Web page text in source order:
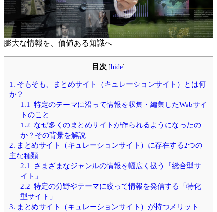
膨大な情報を、価値ある知識へ
目次 [hide]
1. そもそも、まとめサイト（キュレーションサイト）とは何
か？
1.1. 特定のテーマに沿って情報を収集・編集したWebサイ
トのこと
1.2. なぜ多くのまとめサイトが作られるようになったの
か？その背景を解説
2. まとめサイト（キュレーションサイト）に存在する2つの
主な種類
2.1. さまざまなジャンルの情報を幅広く扱う「総合型サ
イト」
2.2. 特定の分野やテーマに絞って情報を発信する「特化
型サイト」
3. まとめサイト（キュレーションサイト）が持つメリット